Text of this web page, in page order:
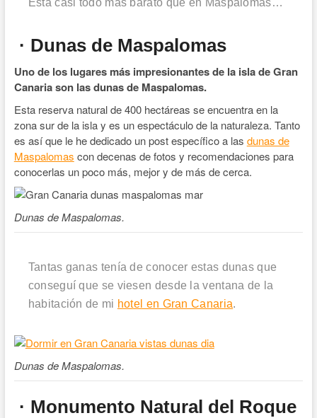
Está casi todo más barato que en Maspalomas…
· Dunas de Maspalomas
Uno de los lugares más impresionantes de la isla de Gran
Canaria son las dunas de Maspalomas.
Esta reserva natural de 400 hectáreas se encuentra en la
zona sur de la isla y es un espectáculo de la naturaleza. Tanto
es así que le he dedicado un post específico a las dunas de
Maspalomas con decenas de fotos y recomendaciones para
conocerlas un poco más, mejor y de más de cerca.
Dunas de Maspalomas.
Tantas ganas tenía de conocer estas dunas que
conseguí que se viesen desde la ventana de la
habitación de mi hotel en Gran Canaria.
Dunas de Maspalomas.
· Monumento Natural del Roque